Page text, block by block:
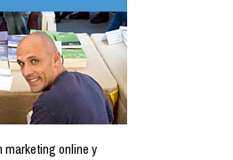
marketing online y